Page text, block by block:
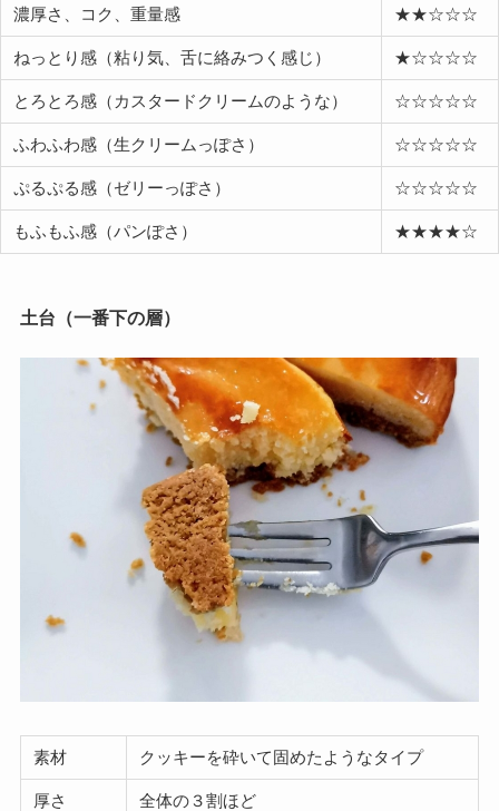
濃厚さ、コク、重量感 ★★☆☆☆
ねっとり感（粘り気、舌に絡みつく感じ） ★☆☆☆☆
とろとろ感（カスタードクリームのような） ☆☆☆☆☆
ふわふわ感（生クリームっぽさ） ☆☆☆☆☆
ぷるぷる感（ゼリーっぽさ） ☆☆☆☆☆
もふもふ感（パンぽさ） ★★★★☆
土台（一番下の層）
素材 クッキーを砕いて固めたようなタイプ
厚さ 全体の３割ほど